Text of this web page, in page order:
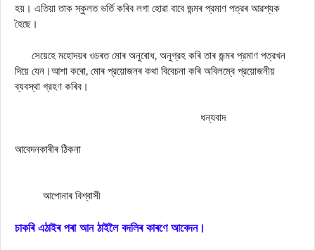
হয়। এতিয়া তাক স্কুলত ভর্তি কৰিব লগা হােৱা বাবে জন্মৰ প্রমাণ পত্রৰ আৱশ্যক
হৈছে।
সেয়েহে মহোদয়ৰ ওচৰত মােৰ অনুৰোধ, অনুগ্রহ কৰি তাৰ জন্মৰ প্রমাণ পত্রখন
দিয়ে যেন।আশা কৰাে, মােৰ প্রয়ােজনৰ কথা বিবেচনা কৰি অবিলম্বে প্রয়ােজনীয়
ব্যবস্থা গ্রহণ কৰিব।
ধন্যবাদ
আবেদনকাৰীৰ ঠিকনা
আপােনাৰ বিশ্বাসী
চাকৰি এঠাইৰ পৰা আন ঠাইলৈ বদলিৰ কাৰণে আবেদন।